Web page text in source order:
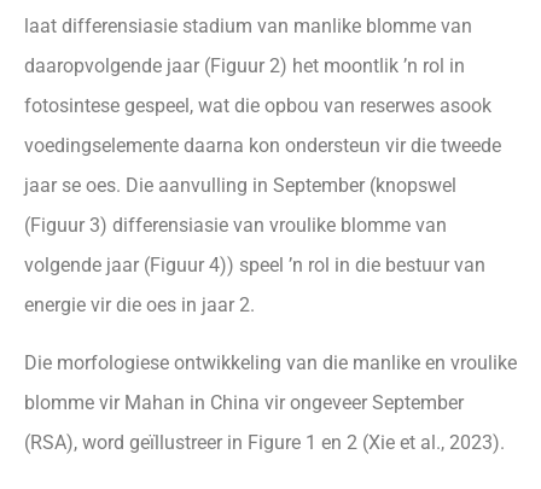
laat differensiasie stadium van manlike blomme van
daaropvolgende jaar (Figuur 2) het moontlik ’n rol in
fotosintese gespeel, wat die opbou van reserwes asook
voedingselemente daarna kon ondersteun vir die tweede
jaar se oes. Die aanvulling in September (knopswel
(Figuur 3) differensiasie van vroulike blomme van
volgende jaar (Figuur 4)) speel ’n rol in die bestuur van
energie vir die oes in jaar 2.
Die morfologiese ontwikkeling van die manlike en vroulike
blomme vir Mahan in China vir ongeveer September
(RSA), word geïllustreer in Figure 1 en 2 (Xie et al., 2023).